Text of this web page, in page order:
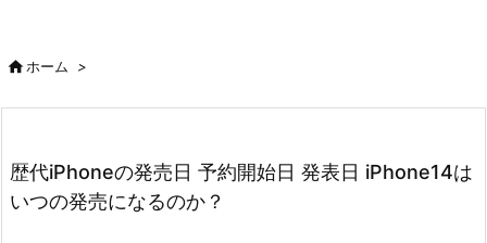
ホーム >
歴代iPhoneの発売日 予約開始日 発表日 iPhone14は
いつの発売になるのか？